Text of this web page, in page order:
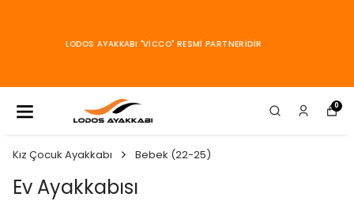
ARACILIĞI İLE GÜVENLE
0
Kız Çocuk Ayakkabı Bebek (22-25)
Ev Ayakkabısı